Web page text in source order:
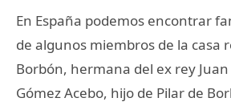
En España podemos encontrar
de algunos miembros de la casa
Borbón, hermana del ex rey
Gómez Acebo, hijo de Pilar de